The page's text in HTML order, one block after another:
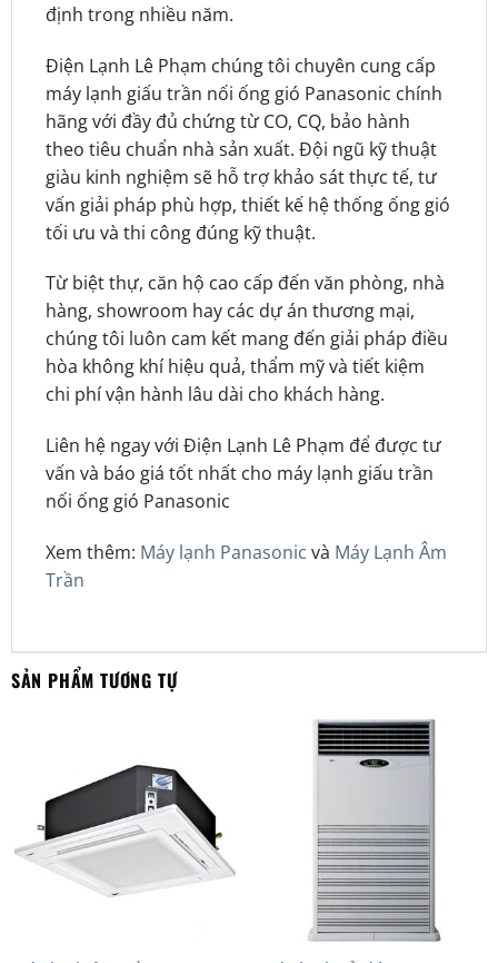
định trong nhiều năm.
Điện Lạnh Lê Phạm chúng tôi chuyên cung cấp
máy lạnh giấu trần nối ống gió Panasonic chính
hãng với đầy đủ chứng từ CO, CQ, bảo hành
theo tiêu chuẩn nhà sản xuất. Đội ngũ kỹ thuật
giàu kinh nghiệm sẽ hỗ trợ khảo sát thực tế, tư
vấn giải pháp phù hợp, thiết kế hệ thống ống gió
tối ưu và thi công đúng kỹ thuật.
Từ biệt thự, căn hộ cao cấp đến văn phòng, nhà
hàng, showroom hay các dự án thương mại,
chúng tôi luôn cam kết mang đến giải pháp điều
hòa không khí hiệu quả, thẩm mỹ và tiết kiệm
chi phí vận hành lâu dài cho khách hàng.
Liên hệ ngay với Điện Lạnh Lê Phạm để được tư
vấn và báo giá tốt nhất cho máy lạnh giấu trần
nối ống gió Panasonic
Xem thêm: Máy lạnh Panasonic và Máy Lạnh Âm
Trần
SẢN PHẨM TƯƠNG TỰ